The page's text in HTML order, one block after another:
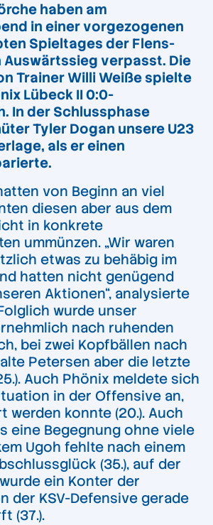
haben am
in einer vorgezogenen
Spieltages der Flens-
Auswärtssieg verpasst. Die
Trainer Willi Weiße spielte
Lübeck II 0:0-
In der Schlussphase
Tyler Dogan unsere U23
als er einen
von Beginn an viel
diesen aber aus dem
in konkrete
ummünzen. „Wir waren
etwas zu behäbig im
hatten nicht genügend
Aktionen“, analysierte
wurde unser
nach ruhenden
bei zwei Kopfbällen nach
Petersen aber die letzte
Auch Phönix meldete sich
in der Offensive an,
werden konnte (20.). Auch
eine Begegnung ohne viele
Ugoh fehlte nach einem
(35.), auf der
ein Konter der
der KSV-Defensive gerade
(37.).